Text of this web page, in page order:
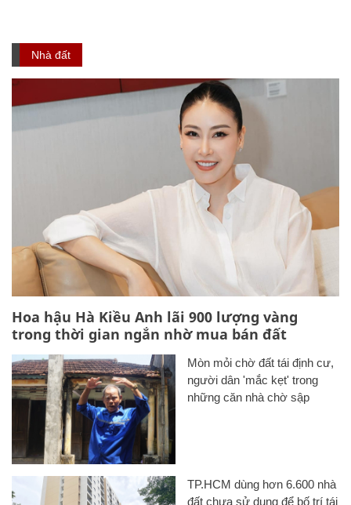
Nhà đất
Hoa hậu Hà Kiều Anh lãi 900 lượng vàng
trong thời gian ngắn nhờ mua bán đất
Mòn mỏi chờ đất tái định cư,
người dân 'mắc kẹt' trong
những căn nhà chờ sập
TP.HCM dùng hơn 6.600 nhà
đất chưa sử dụng để bố trí tái